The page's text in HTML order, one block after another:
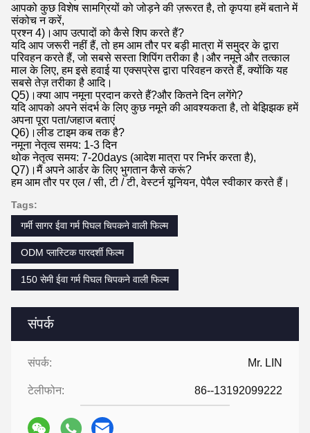
संपर्क
संपर्क: Mr. LIN
टेलीफोन: 86--13192099222
आपको कुछ विशेष सामग्रियों को जोड़ने की ज़रूरत है, तो कृपया हमें बताने में
संकोच न करें,
प्रश्न 4)।आप उत्पादों को कैसे शिप करते हैं?
यदि आप जरूरी नहीं हैं, तो हम आम तौर पर बड़ी मात्रा में समुद्र के द्वारा
परिवहन करते हैं, जो सबसे सस्ता शिपिंग तरीका है।और नमूने और तत्काल
माल के लिए, हम इसे हवाई या एक्सप्रेस द्वारा परिवहन करते हैं, क्योंकि यह
सबसे तेज़ तरीका है आदि।
Q5)।क्या आप नमूना प्रदान करते हैं?और कितने दिन लगेंगे?
यदि आपको अपने संदर्भ के लिए कुछ नमूने की आवश्यकता है, तो बेझिझक हमें
अपना पूरा पता/जहाज बताएं
Q6)।लीड टाइम कब तक है?
नमूना नेतृत्व समय: 1-3 दिन
थोक नेतृत्व समय: 7-20days (आदेश मात्रा पर निर्भर करता है),
Q7)।मैं अपने आर्डर के लिए भुगतान कैसे करूं?
हम आम तौर पर एल / सी, टी / टी, वेस्टर्न यूनियन, पेपैल स्वीकार करते हैं।
Tags:
गर्मी सागर ईवा गर्म पिघल चिपकने वाली फिल्म
ODM प्लास्टिक पारदर्शी फिल्म
150 सेमी ईवा गर्म पिघल चिपकने वाली फिल्म